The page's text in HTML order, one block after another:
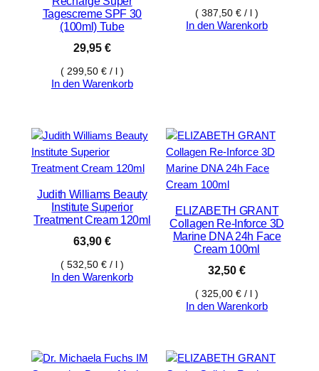
Tagescreme SPF 30
(100ml) Tube
29,95 €
( 299,50 €/ l)
In den Warenkorb
(387,50€ / l )
In den Warenkorb
Judith Williams Beauty
Institute Superior
Treatment Cream 120ml
63,90 €
( 532,50 €/ l)
In den Warenkorb
ELIZABETH GRANT
Collagen Re-Inforce 3D
Marine DNA 24h Face
Cream 100ml
32,50€
(325,00€ / l )
In den Warenkorb